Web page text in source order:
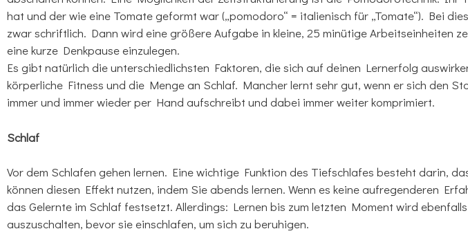
hat und der wie eine Tomate geformt war („pomodoro“ = italienisch für „Tomate“). Bei
zwar schriftlich. Dann wird eine größere Aufgabe in kleine, 25 minütige Arbeitseinheiten
eine kurze Denkpause einzulegen.
Es gibt natürlich die unterschiedlichsten Faktoren, die sich auf deinen Lernerfolg
körperliche Fitness und die Menge an Schlaf. Mancher lernt sehr gut, wenn er sich den
immer und immer wieder per Hand aufschreibt und dabei immer weiter komprimiert.
Schlaf
Vor dem Schlafen gehen lernen. Eine wichtige Funktion des Tiefschlafes besteht darin,
können diesen Effekt nutzen, indem Sie abends lernen. Wenn es keine aufregenderen
das Gelernte im Schlaf festsetzt. Allerdings: Lernen bis zum letzten Moment wird
auszuschalten, bevor sie einschlafen, um sich zu beruhigen.